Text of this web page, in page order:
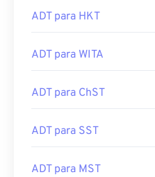
ADT para HKT
ADT para WITA
ADT para ChST
ADT para SST
ADT para MST